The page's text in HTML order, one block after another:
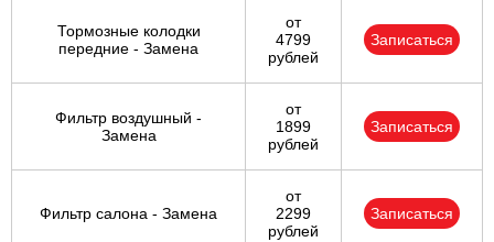
Тормозные колодки
передние - Замена
от
4799
рублей
Записаться
Фильтр воздушный -
Замена
от
1899
рублей
Записаться
Фильтр салона - Замена
от
2299
рублей
Записаться